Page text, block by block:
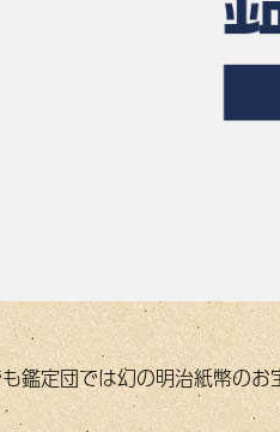
鑑定団では幻の明治紙幣のお